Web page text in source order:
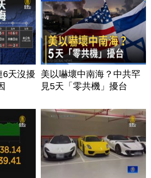
6天沒擾
美以嚇壞中南海？中共罕
見5天「零共機」擾台